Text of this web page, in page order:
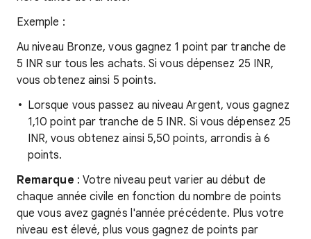
Exemple :
Au niveau Bronze, vous gagnez 1 point par tranche de
5 INR sur tous les achats. Si vous dépensez 25 INR,
vous obtenez ainsi 5 points.
Lorsque vous passez au niveau Argent, vous gagnez
1,10 point par tranche de 5 INR. Si vous dépensez 25
INR, vous obtenez ainsi 5,50 points, arrondis à 6
points.
Remarque : Votre niveau peut varier au début de
chaque année civile en fonction du nombre de points
que vous avez gagnés l'année précédente. Plus votre
niveau est élevé, plus vous gagnez de points par